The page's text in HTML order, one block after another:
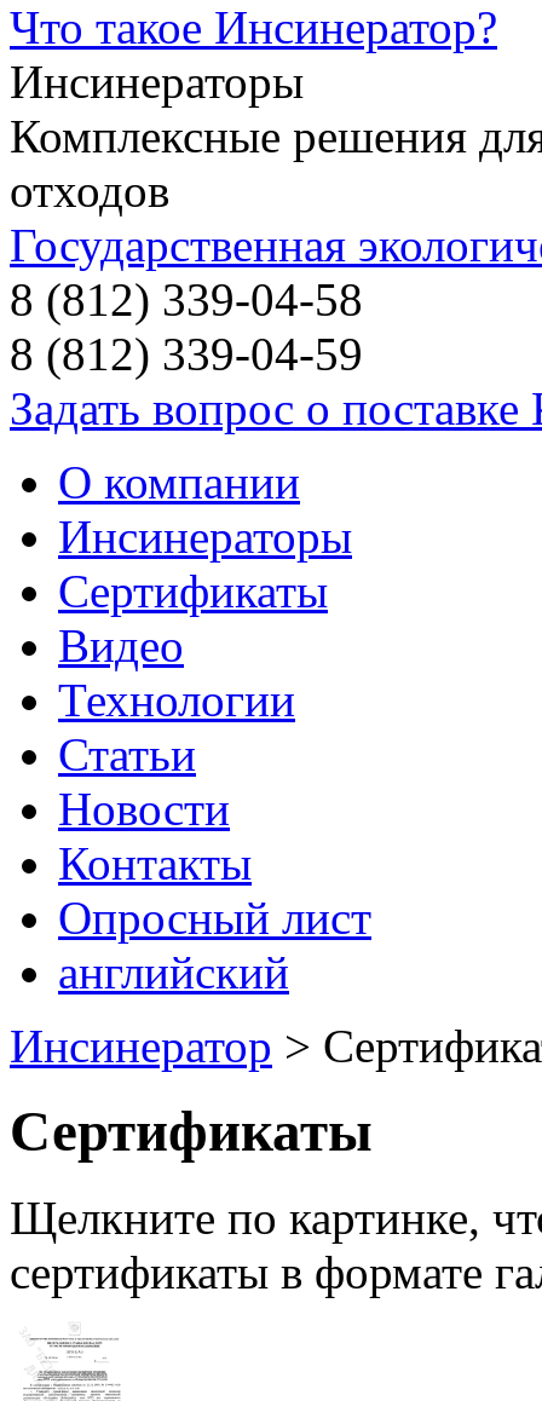
Что такое Инсинератор?
Инсинераторы
Комплексные решения
отходов
Государственная
8 (812) 339-04-58
8 (812) 339-04-59
Задать вопрос о
О компании
Инсинераторы
Сертификаты
Видео
Технологии
Статьи
Новости
Контакты
Опросный лист
английский
Инсинератор >
Сертификаты
Щелкните по картинке,
сертификаты в формате